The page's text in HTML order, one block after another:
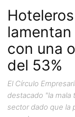
con una
del 53%
El Círculo
destacado "la
sector dado que la